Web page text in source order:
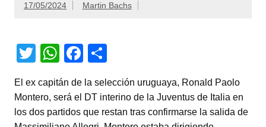
17/05/2024 Martin Bachs
T
tt
er
W
h
at
s
F
c
e
m
p
El ex capitán de la selección uruguaya, Ronald Paolo
Montero, será el DT interino de la Juventus de Italia en
los dos partidos que restan tras confirmarse la salida de